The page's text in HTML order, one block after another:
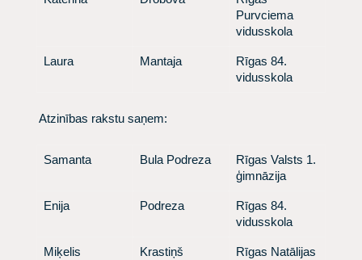
Purvciema
vidusskola
​Laura ​ Mantaja
​ Rīgas 84.
vidusskola
​ Atzinības rakstu saņem:
​Samanta ​ Bula Podreza
​ Rīgas Valsts 1.
ģimnāzija
​Enija ​ Podreza
​ Rīgas 84.
vidusskola
​Miķelis ​ Krastiņš
​ Rīgas Natālijas